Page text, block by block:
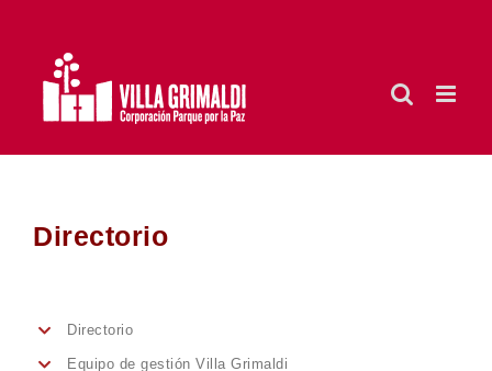
contenido
Directorio
Directorio
Equipo de gestión Villa Grimaldi